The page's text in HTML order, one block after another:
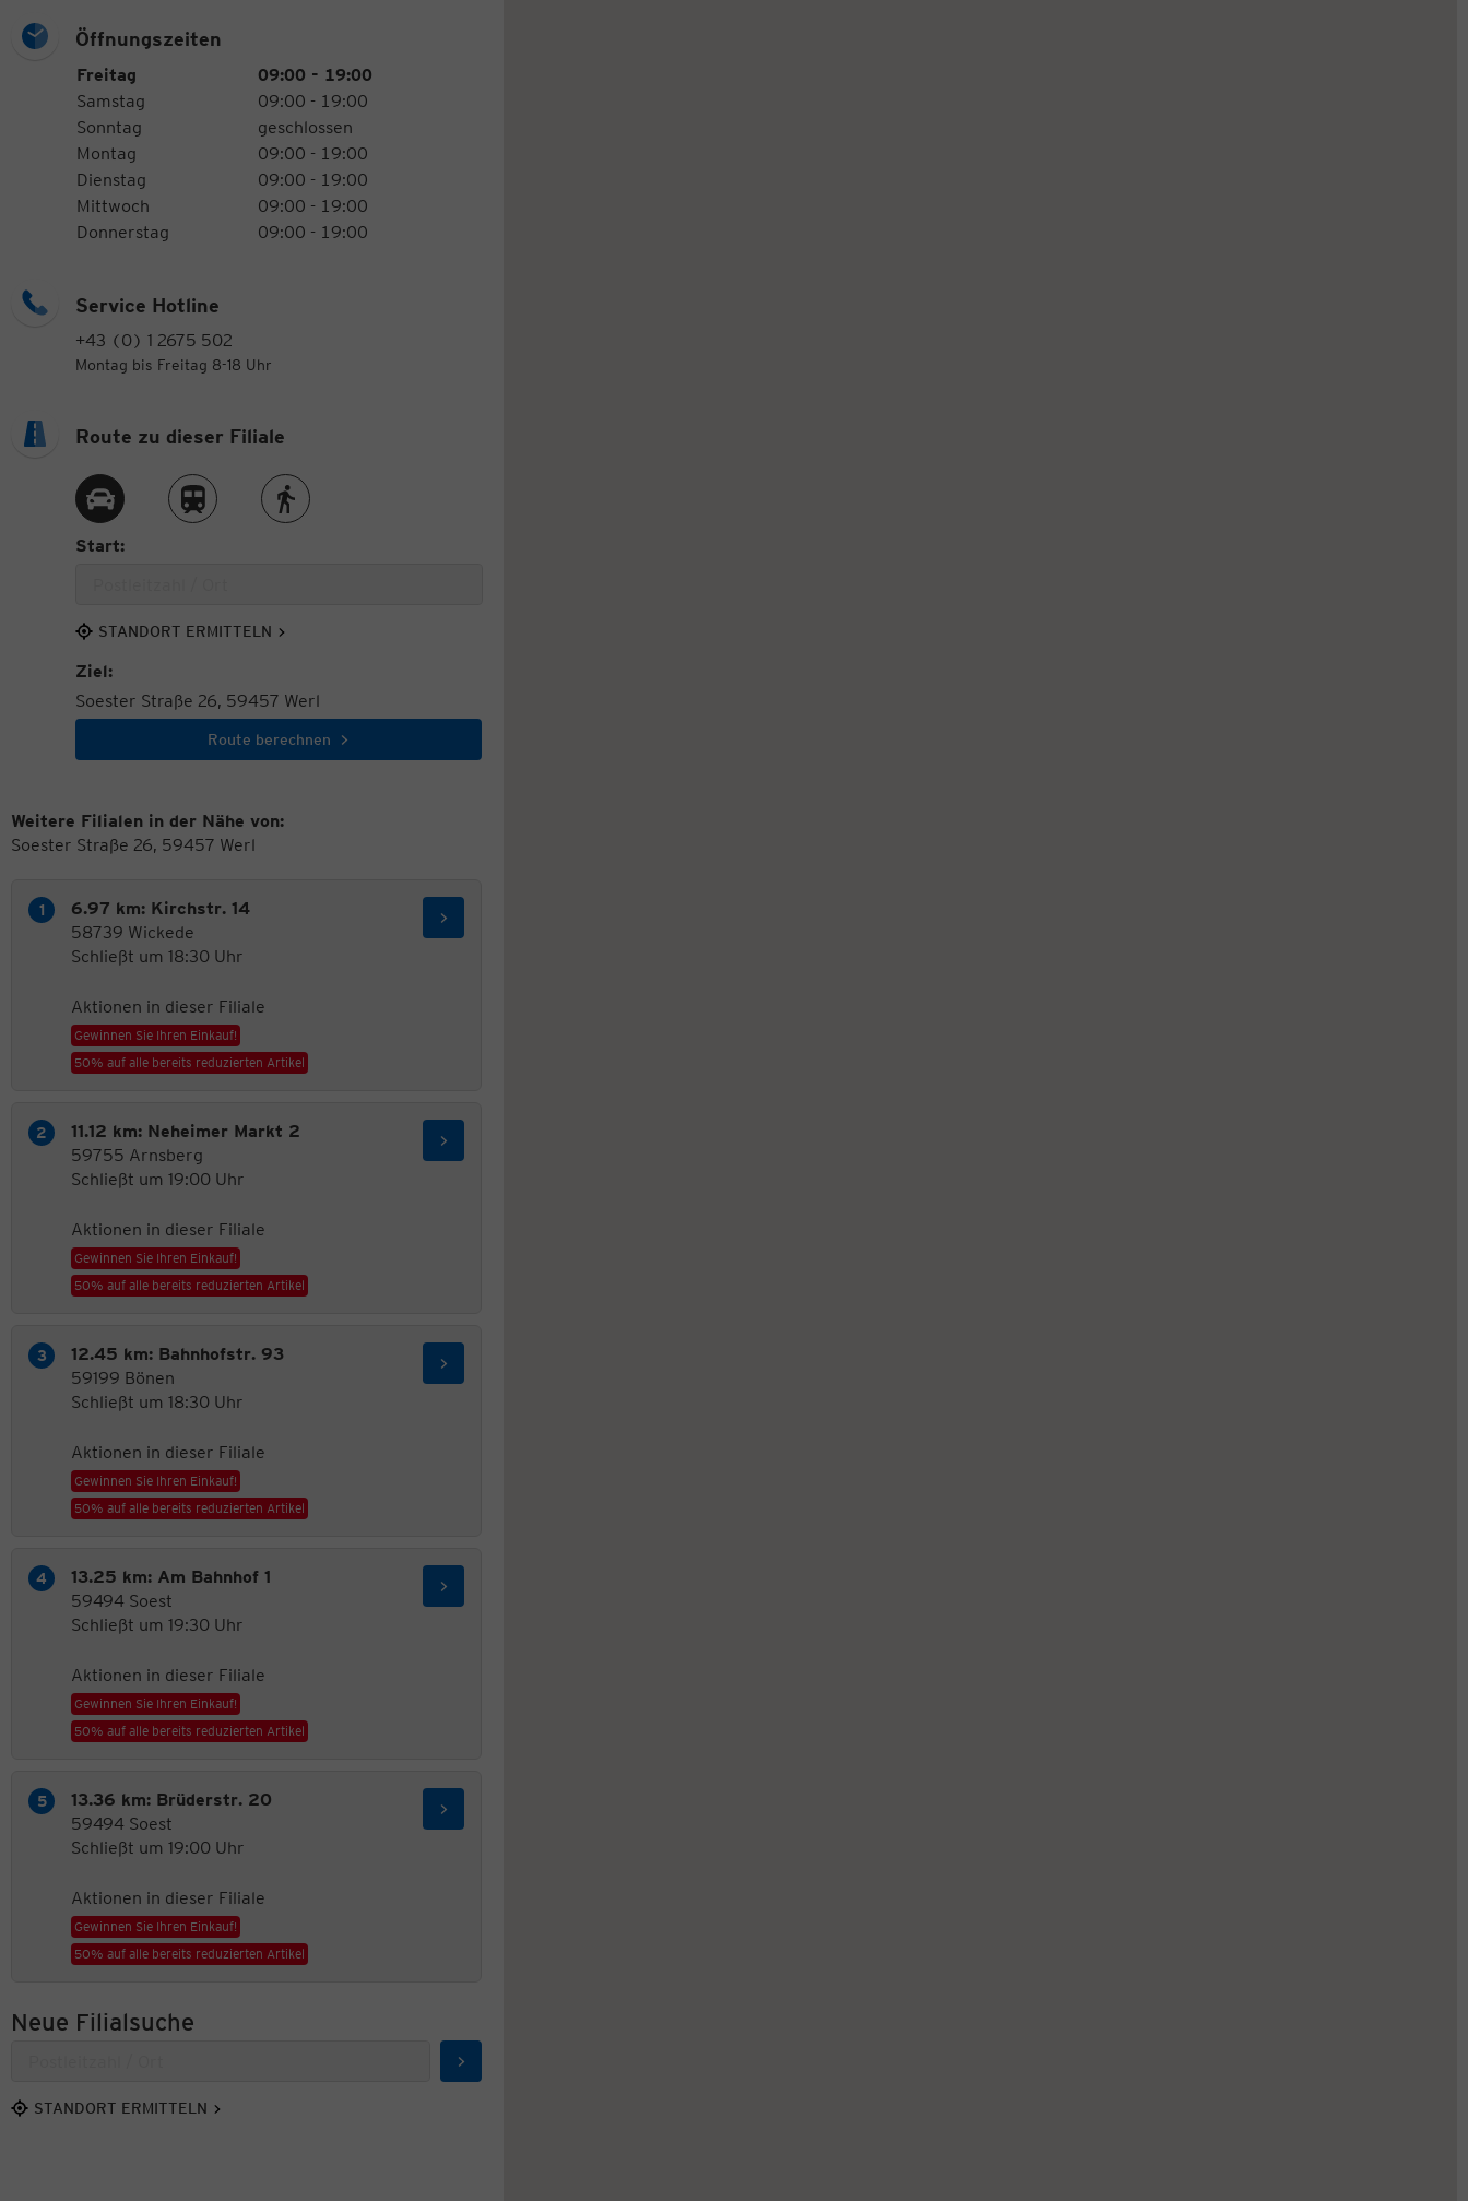
Öffnungszeiten
Öffnungszeiten
Wochentag
Freitag
09:00 - 19:00
Samstag
09:00 - 19:00
Sonntag
geschlossen
Montag
09:00 - 19:00
Dienstag
09:00 - 19:00
Mittwoch
09:00 - 19:00
Donnerstag
09:00 - 19:00
Service Hotline
+43 (0) 1 2675 502
Montag bis Freitag 8-18 Uhr
Route zu dieser Filiale
Route per AutoRoute per ZugRoute zu Fuß
Start:
STANDORT ERMITTELN
Ziel:
Soester Straße 26, 59457 Werl
Route berechnen
Weitere Filialen in der Nähe von:
Soester Straße 26, 59457 Werl
6.97 km: Kirchstr. 14
58739 Wickede
Schließt um 18:30 Uhr
Aktionen in dieser Filiale
Gewinnen Sie Ihren Einkauf!
50% auf alle bereits reduzierten Artikel
11.12 km: Neheimer Markt 2
59755 Arnsberg
Schließt um 19:00 Uhr
Aktionen in dieser Filiale
Gewinnen Sie Ihren Einkauf!
50% auf alle bereits reduzierten Artikel
12.45 km: Bahnhofstr. 93
59199 Bönen
Schließt um 18:30 Uhr
Aktionen in dieser Filiale
Gewinnen Sie Ihren Einkauf!
50% auf alle bereits reduzierten Artikel
13.25 km: Am Bahnhof 1
59494 Soest
Schließt um 19:30 Uhr
Aktionen in dieser Filiale
Gewinnen Sie Ihren Einkauf!
50% auf alle bereits reduzierten Artikel
13.36 km: Brüderstr. 20
59494 Soest
Schließt um 19:00 Uhr
Aktionen in dieser Filiale
Gewinnen Sie Ihren Einkauf!
50% auf alle bereits reduzierten Artikel
Neue Filialsuche
Suchen
STANDORT ERMITTELN